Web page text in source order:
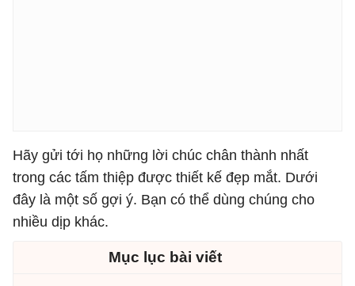
Hãy gửi tới họ những lời chúc chân thành nhất
trong các tấm thiệp được thiết kế đẹp mắt. Dưới
đây là một số gợi ý. Bạn có thể dùng chúng cho
nhiều dịp khác.
Mục lục bài viết